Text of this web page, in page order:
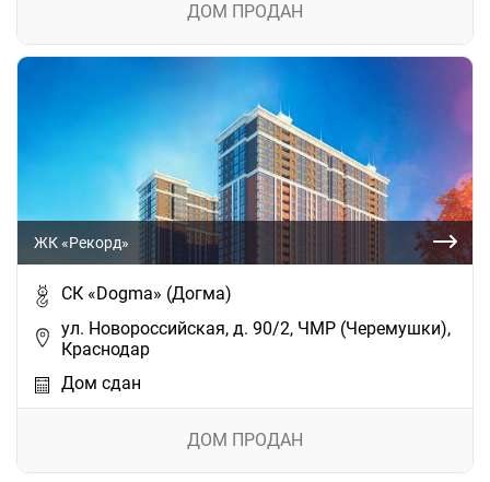
ДОМ ПРОДАН
ЖК «Рекорд»
СК «Dogma» (Догма)
ул. Новороссийская, д. 90/2, ЧМР (Черемушки),
Краснодар
Дом сдан
ДОМ ПРОДАН